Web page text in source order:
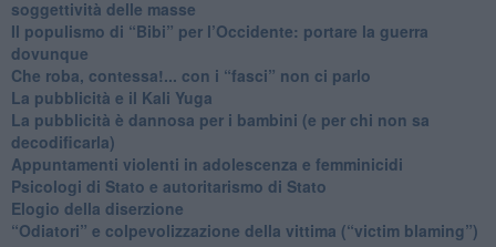
soggettività delle masse
​Il populismo di “Bibi” per l’Occidente: portare la guerra
dovunque
​Che roba, contessa!... con i “fasci” non ci parlo
La pubblicità e il Kali Yuga
​La pubblicità è dannosa per i bambini (e per chi non sa
decodificarla)
​Appuntamenti violenti in adolescenza e femminicidi
​Psicologi di Stato e autoritarismo di Stato
Elogio della diserzione
“Odiatori” e colpevolizzazione della vittima (“victim blaming”)